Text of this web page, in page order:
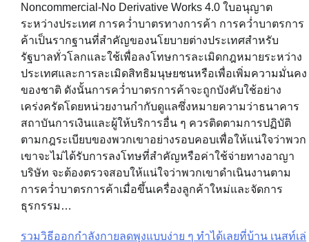
Noncommercial-No Derivative Works 4.0 ใบอนุญาต
ระหว่างประเทศ การคว่ำบาตรทางการค้า การคว่ำบาตรการ
ค้าเป็นรากฐานที่สำคัญของนโยบายต่างประเทศสำหรับ
รัฐบาลทั่วโลกและใช้เพื่อลงโทษการละเมิดกฎหมายระหว่าง
ประเทศและการละเมิดสิทธิมนุษยชนหรือเพื่อเพิ่มความมั่นคง
ของชาติ ดังนั้นการคว่ำบาตรการค้าจะถูกบังคับใช้อย่าง
เคร่งครัดโดยหน่วยงานกำกับดูแลซึ่งหมายความว่าธนาคาร
สถาบันการเงินและผู้ให้บริการอื่น ๆ ควรติดตามการปฏิบัติ
ตามกฎระเบียบของพวกเขาอย่างรอบคอบเพื่อให้แน่ใจว่าพวก
เขาจะไม่ได้รับการลงโทษที่สำคัญหรือค่าใช้จ่ายทางอาญา
บริษัท จะต้องตรวจสอบให้แน่ใจว่าพวกเขาดำเนินงานตาม
การคว่ำบาตรการค้าเมื่อขึ้นเครื่องลูกค้าใหม่และจัดการ
ธุรกรรม…
รวมวิธีออกกำลังกายลดพุงแบบง่าย ๆ ทำได้เลยที่บ้าน เนสท์เล่